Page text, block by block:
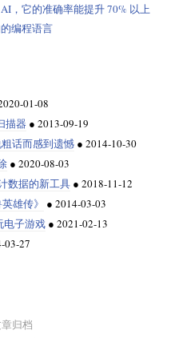
，它的准确率能提升 70% 以上
编程语言
01-08
描器 ● 2013-09-19
话而感到遗憾 ● 2014-10-30
● 2020-08-03
数据的新工具 ● 2018-11-12
雄传》
● 2014-03-03
电子游戏 ● 2021-02-13
03-27
归档